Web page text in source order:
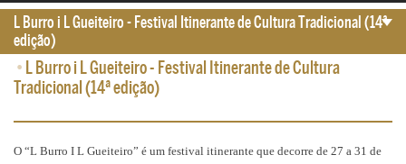
• L Burro i L Gueiteiro - Festival Itinerante de Cultura
Tradicional (14ª edição)
O “L Burro I L Gueiteiro” é um festival itinerante que decorre de 27 a 31 de
L Burro i L Gueiteiro - Festival Itinerante de Cultura Tradicional (14ª
edição)